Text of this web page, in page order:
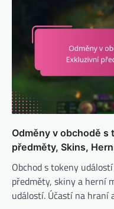
Odměny v obchodě
předměty, Skins,
Obchod s tokeny
předměty, skiny a herní
událostí. Účastí na hraní